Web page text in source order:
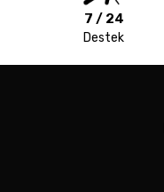
7 / 24
Destek